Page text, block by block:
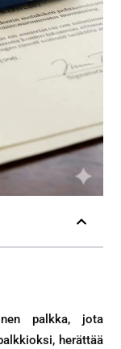
palkka, jota
herättää